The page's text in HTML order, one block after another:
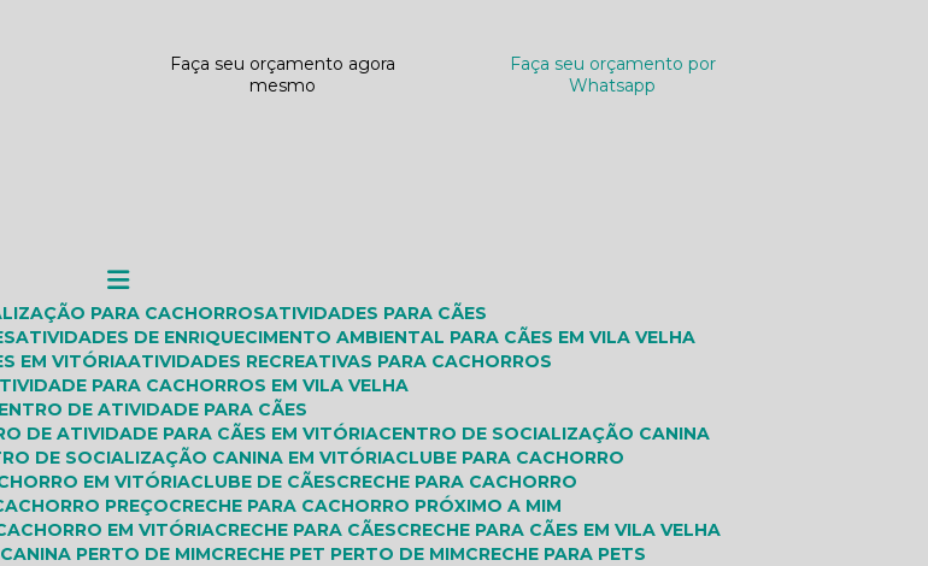
Faça seu orçamento agora
mesmo
Faça seu orçamento por
Whatsapp
PARA CACHORROS
ATIVIDADES PARA CÃES
ATIVIDADES DE ENRIQUECIMENTO AMBIENTAL PARA CÃES EM VILA VELHA
EM VITÓRIA
ATIVIDADES RECREATIVAS PARA CACHORROS
PARA CACHORROS EM VILA VELHA
CENTRO DE ATIVIDADE PARA CÃES
DE ATIVIDADE PARA CÃES EM VITÓRIA
CENTRO DE SOCIALIZAÇÃO CANINA
DE SOCIALIZAÇÃO CANINA EM VITÓRIA
CLUBE PARA CACHORRO
EM VITÓRIA CLUBE DE CÃES
CRECHE PARA CACHORRO
PREÇO
CRECHE PARA CACHORRO PRÓXIMO A MIM
CACHORRO EM VITÓRIA CRECHE PARA CÃES
CRECHE PARA CÃES EM VILA VELHA
CANINA PERTO DE MIM CRECHE PET PERTO DE MIM
CRECHE PARA PETS